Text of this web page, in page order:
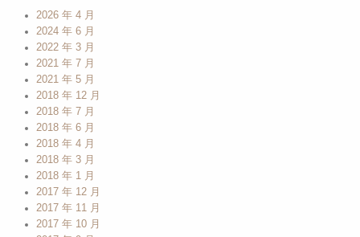
2026 年 4 月
2024 年 6 月
2022 年 3 月
2021 年 7 月
2021 年 5 月
2018 年 12 月
2018 年 7 月
2018 年 6 月
2018 年 4 月
2018 年 3 月
2018 年 1 月
2017 年 12 月
2017 年 11 月
2017 年 10 月